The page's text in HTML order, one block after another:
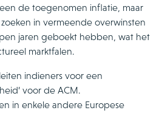
de toegenomen inflatie, maar
in vermeende overwinsten
jaren geboekt hebben, wat het
marktfalen.
indieners voor een
voor de ACM.
in enkele andere Europese